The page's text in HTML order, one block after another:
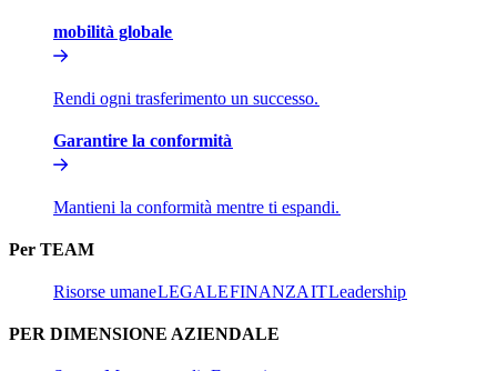
mobilità globale​​
Rendi ogni trasferimento un successo.​​
Garantire la conformità​​
Mantieni la conformità mentre ti espandi.​​
Per TEAM​​
Risorse umane​​LEGALE​​FINANZA​​IT​​Leadership​​
PER DIMENSIONE AZIENDALE​​